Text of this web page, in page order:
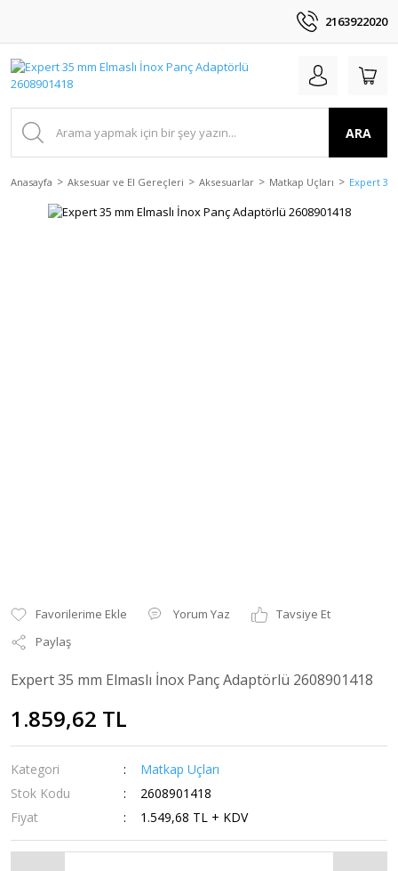
2163922020
ARA
Anasayfa Aksesuar ve El Gereçleri Aksesuarlar Matkap Uçları Expert 35
Yorum Yaz
Tavsiye Et
Paylaş
Expert 35 mm Elmaslı İnox Panç Adaptörlü 2608901418
1.859,62 TL
Kategori
Matkap Uçları
Stok Kodu
2608901418
Fiyat
1.549,68 TL + KDV